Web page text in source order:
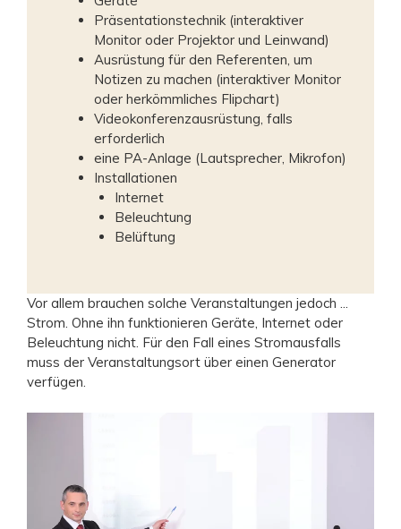
Präsentationstechnik (interaktiver
Monitor oder Projektor und Leinwand)
Ausrüstung für den Referenten, um
Notizen zu machen (interaktiver Monitor
oder herkömmliches Flipchart)
Videokonferenzausrüstung, falls
erforderlich
eine PA-Anlage (Lautsprecher, Mikrofon)
Installationen
Internet
Beleuchtung
Belüftung
Vor allem brauchen solche Veranstaltungen jedoch ...
Strom. Ohne ihn funktionieren Geräte, Internet oder
Beleuchtung nicht. Für den Fall eines Stromausfalls
muss der Veranstaltungsort über einen Generator
verfügen.